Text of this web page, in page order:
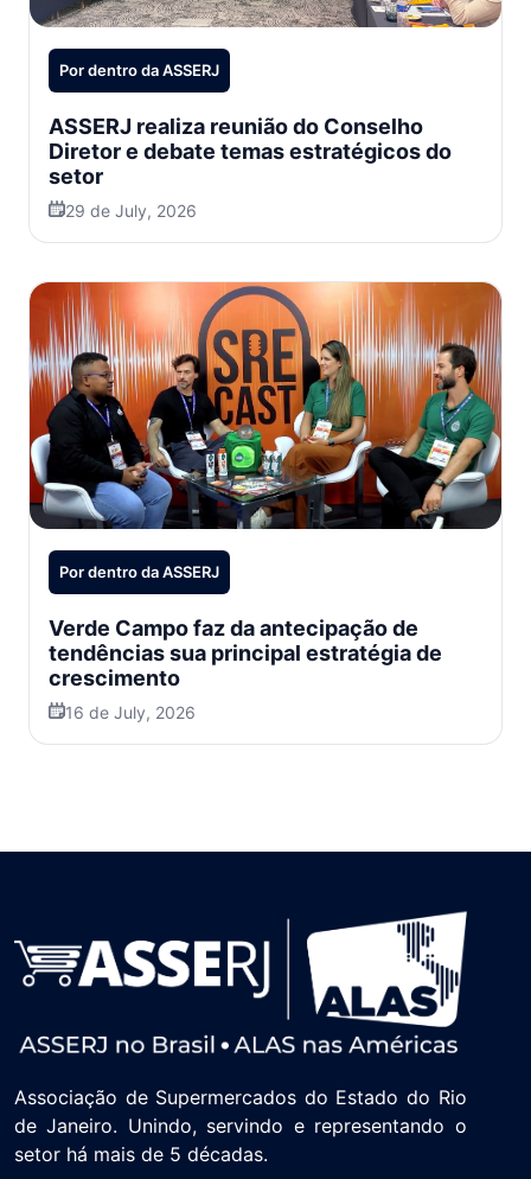
Por dentro da ASSERJ
ASSERJ realiza reunião do Conselho
Diretor e debate temas estratégicos do
setor
29 de July, 2026
Por dentro da ASSERJ
Verde Campo faz da antecipação de
tendências sua principal estratégia de
crescimento
16 de July, 2026
Associação de Supermercados do Estado do Rio
de Janeiro. Unindo, servindo e representando o
setor há mais de 5 décadas.